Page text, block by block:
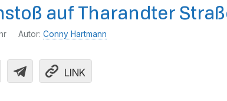
auf Tharandter
Autor: Conny Hartmann
LINK